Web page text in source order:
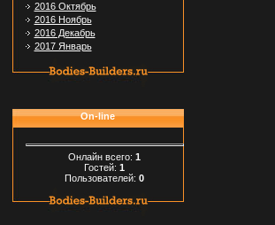
2016 Октябрь
2016 Ноябрь
2016 Декабрь
2017 Январь
On-line
Онлайн всего: 1
Гостей: 1
Пользователей: 0